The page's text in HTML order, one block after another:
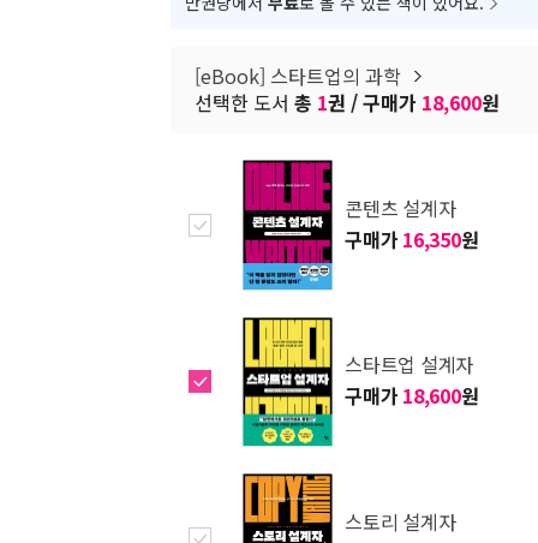
[eBook] 스타트업의 과학
선택한 도서 총 1권 / 구매가 18,600원
콘텐츠 설계자
구매가 16,350원
스타트업 설계자
구매가 18,600원
스토리 설계자